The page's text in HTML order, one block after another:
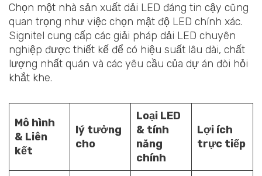
Chọn một nhà sản xuất dải LED đáng tin cậy cũng
quan trọng như việc chọn mật độ LED chính xác.
Signitel cung cấp các giải pháp dải LED chuyên
nghiệp được thiết kế để có hiệu suất lâu dài, chất
lượng nhất quán và các yêu cầu của dự án đòi hỏi
khắt khe.
Mô hình
& Liên
kết
lý tưởng
cho
Loại LED
& tính
năng
chính
Lợi ích
trực tiếp